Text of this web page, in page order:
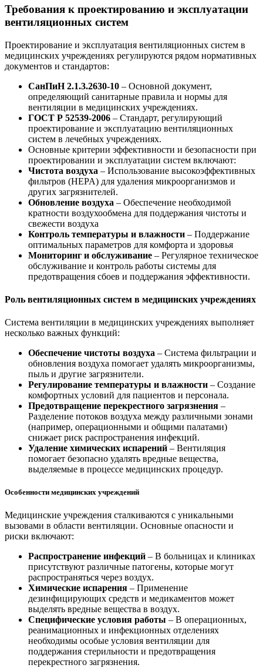
Требования к проектированию и эксплуатации
вентиляционных систем
Проектирование и эксплуатация вентиляционных систем в
медицинских учреждениях регулируются рядом нормативных
документов и стандартов:
СанПиН 2.1.3.2630-10 – Основной документ,
определяющий санитарные правила и нормы для
вентиляции в медицинских учреждениях.
ГОСТ Р 52539-2006 – Стандарт, регулирующий
проектирование и эксплуатацию вентиляционных
систем в лечебных учреждениях.
Основные критерии эффективности и безопасности при
проектировании и эксплуатации систем включают:
Чистота воздуха – Использование высокоэффективных
фильтров (HEPA) для удаления микроорганизмов и
других загрязнителей.
Обновление воздуха – Обеспечение необходимой
кратности воздухообмена для поддержания чистоты и
свежести воздуха
Контроль температуры и влажности – Поддержание
оптимальных параметров для комфорта и здоровья
Мониторинг и обслуживание – Регулярное техническое
обслуживание и контроль работы системы для
предотвращения сбоев и поддержания эффективности.
Роль вентиляционных систем в медицинских учреждениях
Система вентиляции в медицинских учреждениях выполняет
несколько важных функций:
Обеспечение чистоты воздуха – Система фильтрации и
обновления воздуха помогает удалять микроорганизмы,
пыль и другие загрязнители.
Регулирование температуры и влажности – Создание
комфортных условий для пациентов и персонала.
Предотвращение перекрестного загрязнения –
Разделение потоков воздуха между различными зонами
(например, операционными и общими палатами)
снижает риск распространения инфекций.
Удаление химических испарений – Вентиляция
помогает безопасно удалять вредные вещества,
выделяемые в процессе медицинских процедур.
Особенности медицинских учреждений
Медицинские учреждения сталкиваются с уникальными
вызовами в области вентиляции. Основные опасности и
риски включают:
Распространение инфекций – В больницах и клиниках
присутствуют различные патогены, которые могут
распространяться через воздух.
Химические испарения – Применение
дезинфицирующих средств и медикаментов может
выделять вредные вещества в воздух.
Специфические условия работы – В операционных,
реанимационных и инфекционных отделениях
необходимы особые условия вентиляции для
поддержания стерильности и предотвращения
перекрестного загрязнения.